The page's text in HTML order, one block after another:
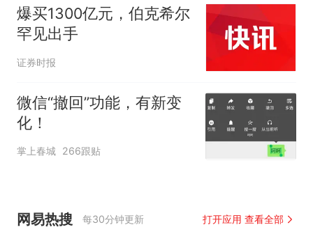
爆买1300亿元，伯克希尔
罕见出手
证券时报
微信“撤回”功能，有新变
化！
掌上春城 266跟贴
网易热搜 每30分钟更新 打开应用 查看全部